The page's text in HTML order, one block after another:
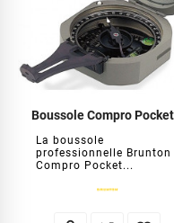
La boussole
professionnelle Brunton
Compro Pocket...